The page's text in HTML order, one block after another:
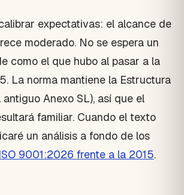
expectativas: el alcance de
moderado. No se espera un
como el que hubo al pasar a la
La norma mantiene la Estructura
Anexo SL), así que el
familiar. Cuando el texto
un análisis a fondo de los
9001:2026 frente a la 2015.